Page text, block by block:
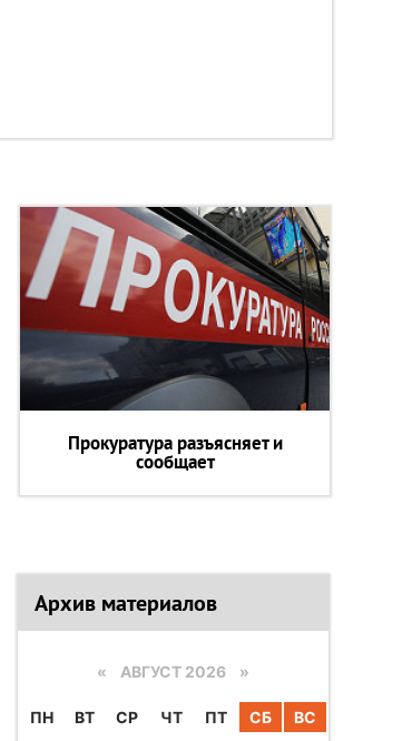
Прокуратура разъясняет и
сообщает
Архив материалов
« АВГУСТ 2026 »
ПН ВТ СР ЧТ ПТ СБ ВС